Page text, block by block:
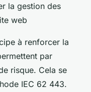
la gestion des
web
à renforcer la
par
risque. Cela se
IEC 62 443.